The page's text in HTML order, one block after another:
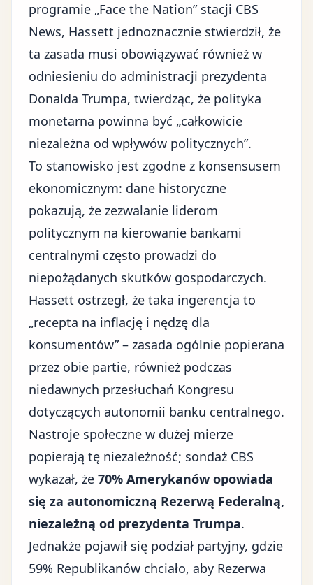
programie „Face the Nation” stacji CBS
News, Hassett jednoznacznie stwierdził, że
ta zasada musi obowiązywać również w
odniesieniu do administracji prezydenta
Donalda Trumpa, twierdząc, że polityka
monetarna powinna być „całkowicie
niezależna od wpływów politycznych”.
To stanowisko jest zgodne z konsensusem
ekonomicznym: dane historyczne
pokazują, że zezwalanie liderom
politycznym na kierowanie bankami
centralnymi często prowadzi do
niepożądanych skutków gospodarczych.
Hassett ostrzegł, że taka ingerencja to
„recepta na inflację i nędzę dla
konsumentów” – zasada ogólnie popierana
przez obie partie, również podczas
niedawnych przesłuchań Kongresu
dotyczących autonomii banku centralnego.
Nastroje społeczne w dużej mierze
popierają tę niezależność; sondaż CBS
wykazał, że 70% Amerykanów opowiada
się za autonomiczną Rezerwą Federalną,
niezależną od prezydenta Trumpa.
Jednakże pojawił się podział partyjny, gdzie
59% Republikanów chciało, aby Rezerwa